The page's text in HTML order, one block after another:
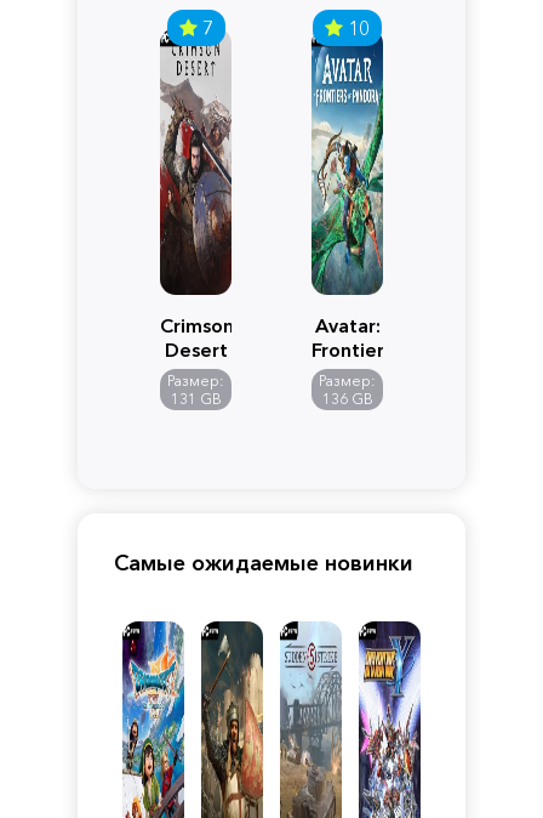
7
Crimson
Desert
Размер:
131 GB
10
Avatar:
Frontiers
of
Pandora
Размер:
136 GB
Самые ожидаемые новинки